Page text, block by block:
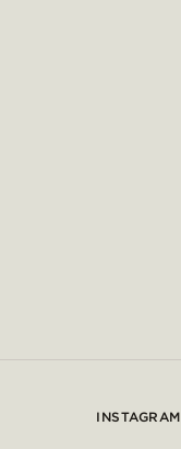
INSTAGRAM